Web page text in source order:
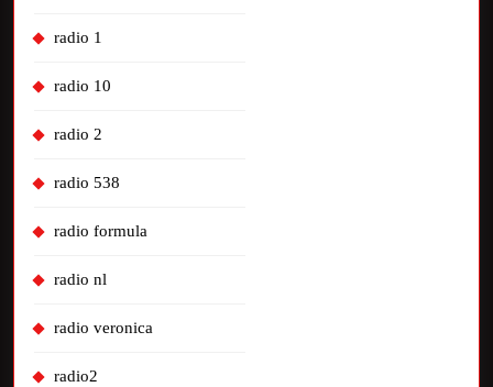
radio 1
radio 10
radio 2
radio 538
radio formula
radio nl
radio veronica
radio2